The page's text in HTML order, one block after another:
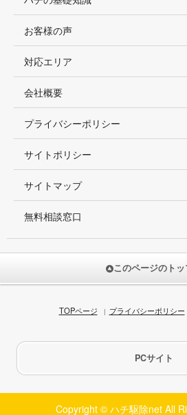
お客様の声
対応エリア
会社概要
プライバシーポリシー
サイトポリシー
サイトマップ
無料相談窓口
このページのトッ
TOPページ プライバシーポリシー
PCサイト
Copyright © ハチ駆除net All